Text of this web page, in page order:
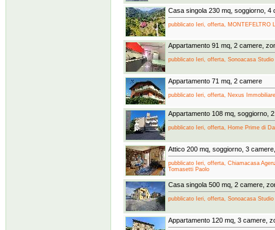
Casa singola 230 mq, soggiorno, 4
pubblicato Ieri, offerta, MONTEFELTRO
Appartamento 91 mq, 2 camere,
pubblicato Ieri, offerta, Sonoacasa Studio
Appartamento 71 mq, 2 camere
pubblicato Ieri, offerta, Nexus
Appartamento 108 mq, soggiorno,
pubblicato Ieri, offerta, Home Prime di
Attico 200 mq, soggiorno, 3
pubblicato Ieri, offerta, Chiamacasa
Tomasetti Paolo
Casa singola 500 mq, 2 camere,
pubblicato Ieri, offerta, Sonoacasa Studio
Appartamento 120 mq, 3 camere,